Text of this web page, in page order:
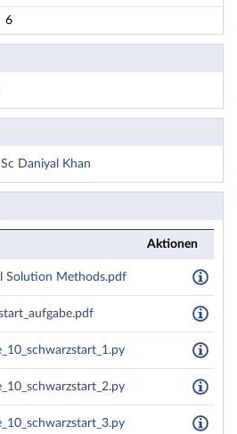
6
Daniyal Khan
Aktionen
Solution Methods.pdf